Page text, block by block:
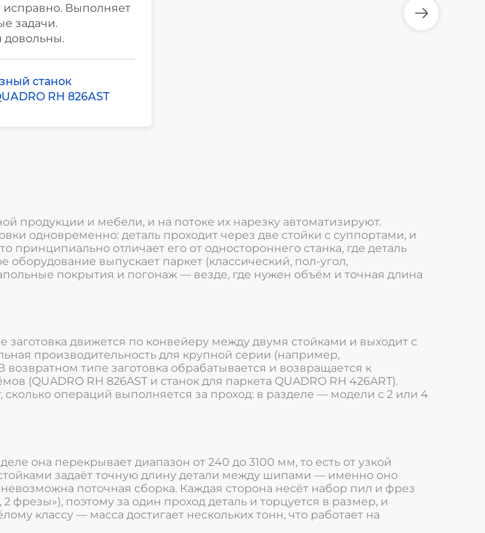
исправно. Выполняет
задачи.
станок
RH 826AST
и мебели, и на потоке их нарезку автоматизируют.
одновременно: деталь проходит через две стойки с суппортами, и
отличает его от одностороннего станка, где деталь
выпускает паркет (классический, пол-угол,
покрытия и погонаж — везде, где нужен объём и точная длина
движется по конвейеру между двумя стойками и выходит с
производительность для крупной серии (например,
типе заготовка обрабатывается и возвращается к
(QUADRO RH 826AST и станок для паркета QUADRO RH 426ART).
операций выполняется за проход: в разделе — модели с 2 или 4
она перекрывает диапазон от 240 до 3100 мм, то есть от узкой
задаёт точную длину детали между шипами — именно оно
поточная сборка. Каждая сторона несёт набор пил и фрез
поэтому за один проход деталь и торцуется в размер, и
классу — масса достигает нескольких тонн, что работает на